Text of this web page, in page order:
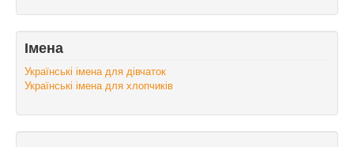
Імена
Українські імена для дівчаток
Українські імена для хлопчиків